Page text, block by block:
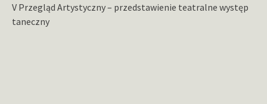
V Przegląd Artystyczny – przedstawienie teatralne występ
taneczny